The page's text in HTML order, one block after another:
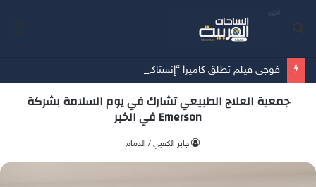
جمعية العلاج الطبيعي تشارك في يوم السلامة بشركة
Emerson في الخبر
جابر الكعبي / الدمام